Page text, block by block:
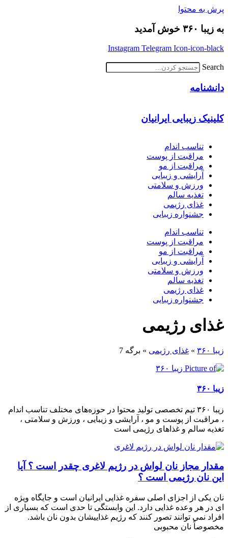
پرش به محتوا
به زیبا ۳۶۰ خوش آمدید
Instagram Telegram Icon-icon-black
Search
دانشنامه
کلینیک زیبایی ایرانیان
تناسب اندام
مراقبت از پوست
مراقبت از مو
آرایشی و زیبایی
ورزش و سلامتی
تغذیه سالم
غذای رژیمی
جشنواره زیبایی
تناسب اندام
مراقبت از پوست
مراقبت از مو
آرایشی و زیبایی
ورزش و سلامتی
تغذیه سالم
غذای رژیمی
جشنواره زیبایی
غذای رژیمی
زیبا ۳۶۰ » غذای رژیمی » برگه 7
زیبا ۳۶۰
زیبا ۳۶۰ تیم تخصصی تولید محتوا در حوزه‌های مختلف تناسب اندام
، مراقبت از پوست و مو ، آرایشی و زیبایی ، ورزش و سلامتی ،
تغذیه سالم و غذاهای رژیمی است
مقدار مجاز نان لواش در رژیم لاغری چقدر است ؟ آیا
این نان رژیمی است ؟
نان یکی از اجزای اصلی سفره غذایی ایرانیان است و جایگاه ویژه
ای در هر وعده غذایی دارد. این وابستگی تا حدی است که بسیاری از
افراد نمی توانند تصور کنند که رژیم غذاییشان بدون نان باشد.
مخصوصاً نان محبوبی